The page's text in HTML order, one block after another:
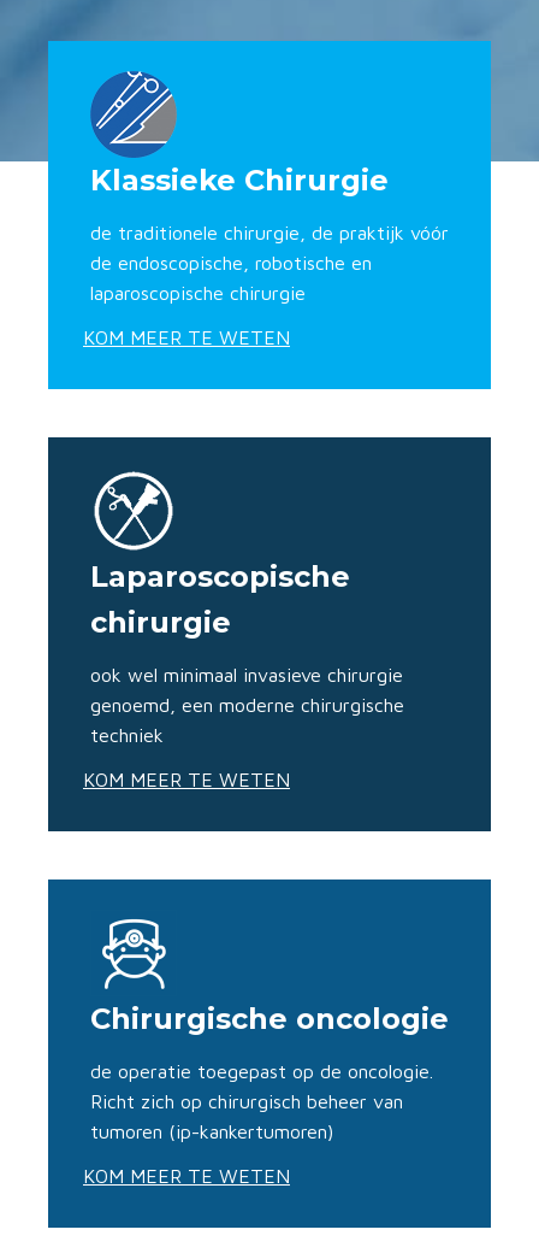
Klassieke Chirurgie
de traditionele chirurgie, de praktijk vóór
de endoscopische, robotische en
laparoscopische chirurgie
KOM MEER TE WETEN
Laparoscopische
chirurgie
ook wel minimaal invasieve chirurgie
genoemd, een moderne chirurgische
techniek
KOM MEER TE WETEN
Chirurgische oncologie
de operatie toegepast op de oncologie.
Richt zich op chirurgisch beheer van
tumoren (ip-kankertumoren)
KOM MEER TE WETEN